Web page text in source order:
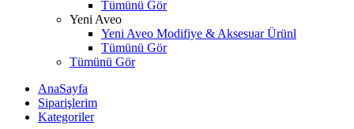
Tümünü Gör
Yeni Aveo
Yeni Aveo Modifiye & Aksesuar Ürünl
Tümünü Gör
Tümünü Gör
AnaSayfa
Siparişlerim
Kategoriler